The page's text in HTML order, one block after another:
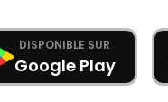
DISPONIBLE SUR
Google Play